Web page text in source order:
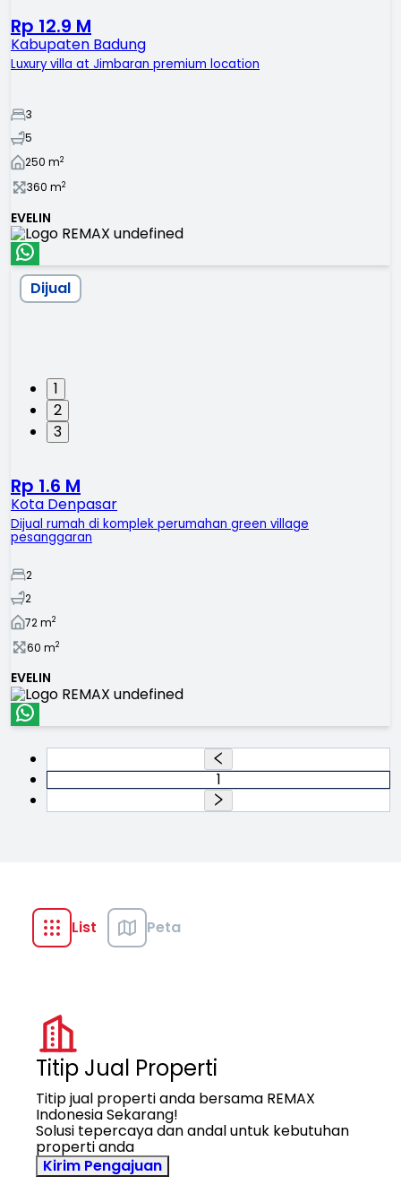
Rp 12.9 M
Kabupaten Badung
Luxury villa at Jimbaran premium location
3
5
250 m2
360 m2
EVELIN
1
2
3
Dijual
Rp 1.6 M
Kota Denpasar
Dijual rumah di komplek perumahan green village
pesanggaran
2
2
72m2
60 m2
EVELIN
1
List Peta
Titip Jual Properti
Titip jual properti anda bersama REMAX
Indonesia Sekarang!
Solusi tepercaya dan andal untuk kebutuhan
properti anda
Kirim Pengajuan